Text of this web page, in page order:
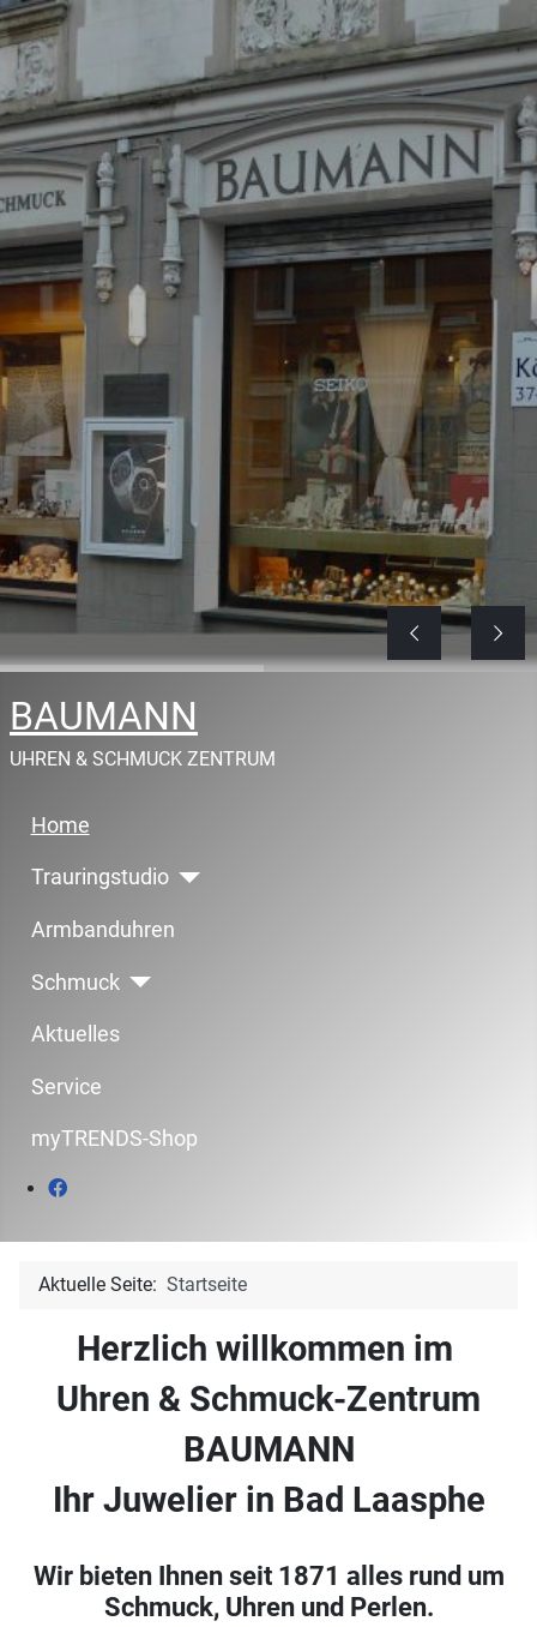
BAUMANN
UHREN & SCHMUCK ZENTRUM
Home
Trauringstudio
Armbanduhren
Schmuck
Aktuelles
Service
myTRENDS-Shop
Aktuelle Seite: Startseite
Herzlich willkommen im
Uhren & Schmuck-Zentrum
BAUMANN
Ihr Juwelier in Bad Laasphe
Wir bieten Ihnen seit 1871 alles rund um
Schmuck, Uhren und Perlen.